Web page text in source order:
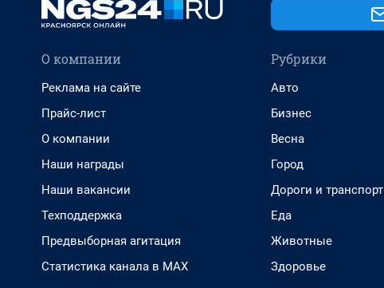
О компании
Реклама на сайте
Прайс-лист
О компании
Наши награды
Наши вакансии
Техподдержка
Предвыборная агитация
Статистика канала в MAX
Рубрики
Авто
Бизнес
Весна
Город
Дороги и транспорт
Еда
Животные
Здоровье